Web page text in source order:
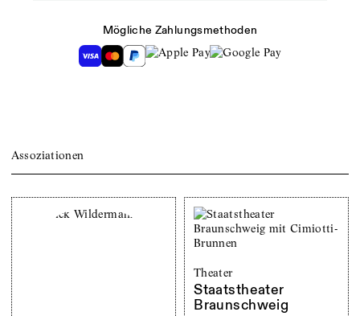
Mögliche Zahlungsmethoden
Assoziationen
Theater
Staatstheater
Braunschweig